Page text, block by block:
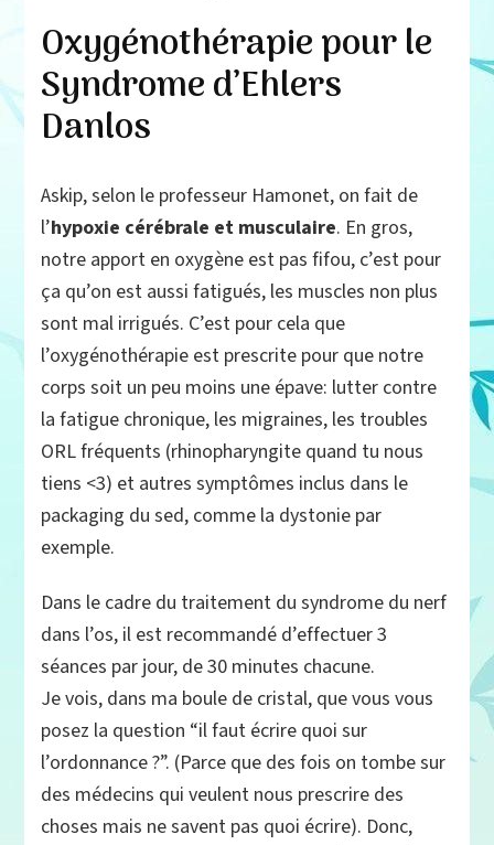
Oxygénothérapie pour le
Syndrome d’Ehlers
Danlos
Askip, selon le professeur Hamonet, on fait de
l’hypoxie cérébrale et musculaire. En gros,
notre apport en oxygène est pas fifou, c’est pour
ça qu’on est aussi fatigués, les muscles non plus
sont mal irrigués. C’est pour cela que
l’oxygénothérapie est prescrite pour que notre
corps soit un peu moins une épave: lutter contre
la fatigue chronique, les migraines, les troubles
ORL fréquents (rhinopharyngite quand tu nous
tiens <3) et autres symptômes inclus dans le
packaging du sed, comme la dystonie par
exemple.
Dans le cadre du traitement du syndrome du nerf
dans l’os, il est recommandé d’effectuer 3
séances par jour, de 30 minutes chacune.
Je vois, dans ma boule de cristal, que vous vous
posez la question “il faut écrire quoi sur
l’ordonnance ?”. (Parce que des fois on tombe sur
des médecins qui veulent nous prescrire des
choses mais ne savent pas quoi écrire). Donc,